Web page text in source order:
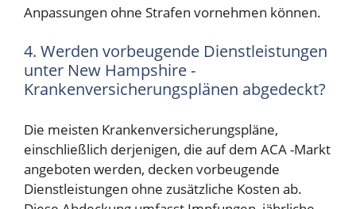
Anpassungen ohne Strafen vornehmen können.
4. Werden vorbeugende Dienstleistungen
unter New Hampshire -
Krankenversicherungsplänen abgedeckt?
Die meisten Krankenversicherungspläne,
einschließlich derjenigen, die auf dem ACA -Markt
angeboten werden, decken vorbeugende
Dienstleistungen ohne zusätzliche Kosten ab.